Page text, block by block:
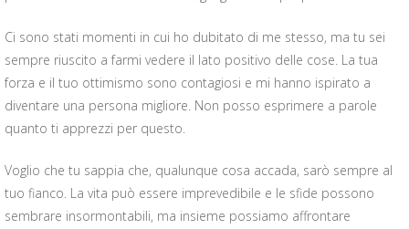
Ci sono stati momenti in cui ho dubitato di me stesso, ma tu sei
sempre riuscito a farmi vedere il lato positivo delle cose. La tua
forza e il tuo ottimismo sono contagiosi e mi hanno ispirato a
diventare una persona migliore. Non posso esprimere a parole
quanto ti apprezzi per questo.
Voglio che tu sappia che, qualunque cosa accada, sarò sempre al
tuo fianco. La vita può essere imprevedibile e le sfide possono
sembrare insormontabili, ma insieme possiamo affrontare